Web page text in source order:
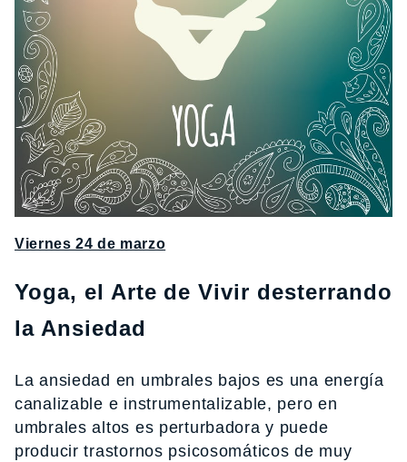
Viernes 24 de marzo
Yoga, el Arte de Vivir desterrando
la Ansiedad
La ansiedad en umbrales bajos es una energía
canalizable e instrumentalizable, pero en
umbrales altos es perturbadora y puede
producir trastornos psicosomáticos de muy